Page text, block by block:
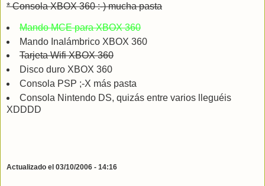
* Consola XBOX 360 :-) mucha pasta
Mando MCE para XBOX 360
Mando Inalámbrico XBOX 360
Tarjeta Wifi XBOX 360
Disco duro XBOX 360
Consola PSP ;-X más pasta
Consola Nintendo DS, quizás entre varios lleguéis
XDDDD
Actualizado el 03/10/2006 - 14:16